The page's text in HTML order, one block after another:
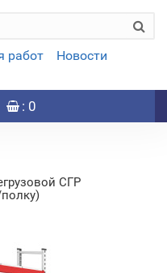
работ
Новости
: 0
СГР